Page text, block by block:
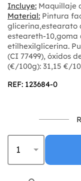
Incluye: Maquillaje
Material: Pintura
glicerina,estearato
esteareth-
etilhexilglicerina.
(CI 77499), óxidos
(€/100g): 31,15 €/
REF: 123684-0